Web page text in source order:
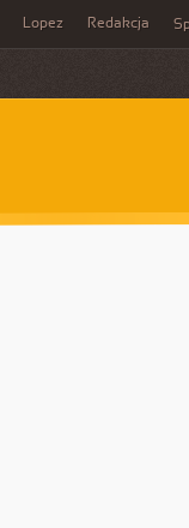
Lopez Redakcja